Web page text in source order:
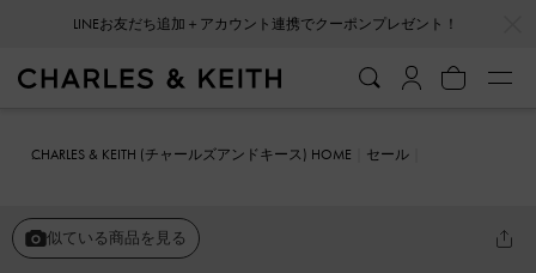
LINEお友だち追加＋アカウント連携でクーポンプレゼント！
CHARLES & KEITH (チャールズアンドキース) HOME
セール
似ている商品を見る